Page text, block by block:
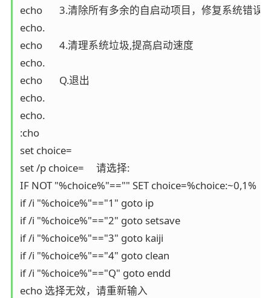
echo       3.清除所有多余的自启动项目，修复系统错误
echo.
echo       4.清理系统垃圾,提高启动速度
echo.
echo       Q.退出
echo.
echo.
:cho
set choice=
set /p choice=     请选择:
IF NOT "%choice%"=="" SET choice=%choice:~0,1%
if /i "%choice%"=="1" goto ip
if /i "%choice%"=="2" goto setsave
if /i "%choice%"=="3" goto kaiji
if /i "%choice%"=="4" goto clean
if /i "%choice%"=="Q" goto endd
echo 选择无效，请重新输入